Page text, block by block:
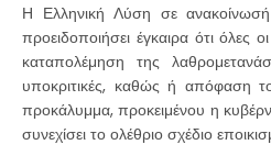
Η Ελληνική Λύση σε ανακοίνωσή
προειδοποιήσει έγκαιρα ότι όλες
καταπολέμηση της
υποκριτικές, καθώς ή απόφαση
προκάλυμμα, προκειμένου η
συνεχίσει το ολέθριο σχέδιο